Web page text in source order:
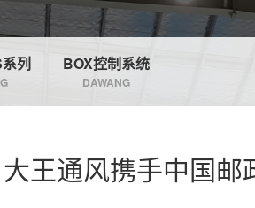
列 BOX控制系统
DAWANG
大王通风携手中国邮